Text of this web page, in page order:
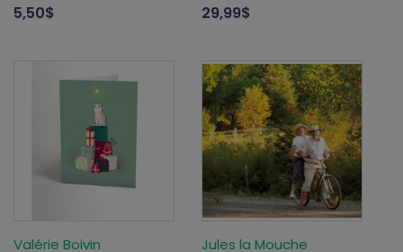
5,50$ 29,99$
Valérie Boivin
Jules la Mouche